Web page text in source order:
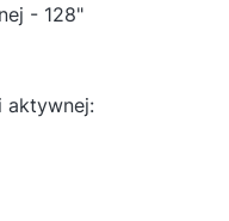
- 128"
aktywnej: